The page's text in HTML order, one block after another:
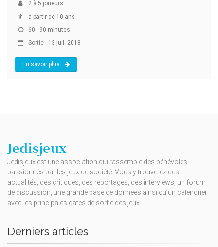
2 à 5 joueurs
à partir de 10 ans
60 - 90 minutes
Sortie : 13 juil. 2018
En savoir plus
Jedisjeux
Jedisjeux est une association qui rassemble des bénévoles
passionnés par les jeux de société. Vous y trouverez des
actualités, des critiques, des reportages, des interviews, un forum
de discussion, une grande base de données ainsi qu’un calendrier
avec les principales dates de sortie des jeux.
Derniers articles